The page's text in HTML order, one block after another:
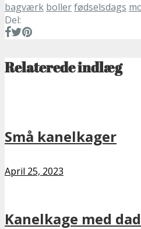
bagværk bollerfødselsdags
Del:
Relaterede indlæg
Små kanelkager
April 25, 2023
Kanelkage med